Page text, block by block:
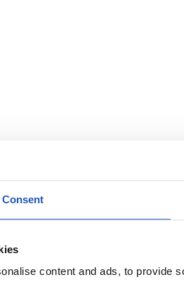
Consent
content and ads, to provide